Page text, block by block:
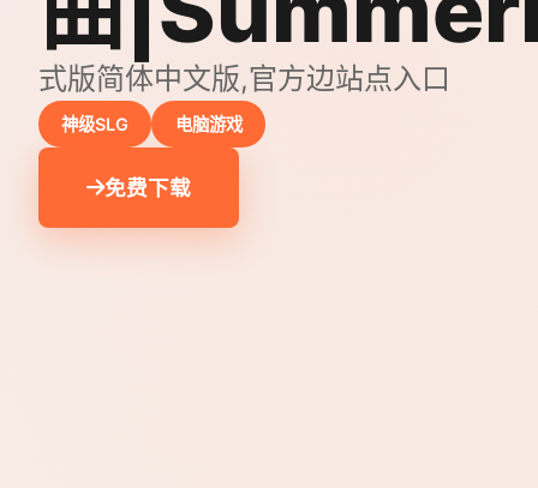
式版简体中文版,官方边站点入口
神级SLG 电脑游戏
免费下载